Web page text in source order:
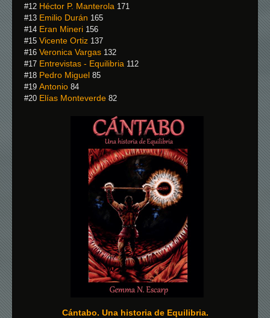
#12 Héctor P. Manterola 171
#13 Emilio Durán 165
#14 Eran Mineri 156
#15 Vicente Ortiz 137
#16 Veronica Vargas 132
#17 Entrevistas - Equilibria 112
#18 Pedro Miguel 85
#19 Antonio 84
#20 Elías Monteverde 82
Cántabo. Una historia de Equilibria.